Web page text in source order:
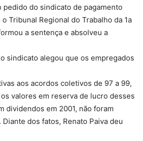
do sindicato de pagamento
Tribunal Regional do Trabalho da 1a
a sentença e absolveu a
sindicato alegou que os empregados
aos acordos coletivos de 97 a 99,
valores em reserva de lucro desses
dividendos em 2001, não foram
dos fatos, Renato Paiva deu